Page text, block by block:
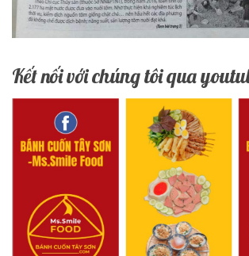
Kết nối với chúng tôi qua